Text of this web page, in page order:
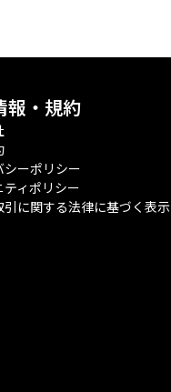
報・規約
シーポリシー
ティポリシー
引に関する法律に基づく表示